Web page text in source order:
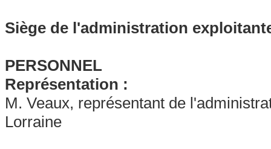
Siège de l'administration
PERSONNEL
Représentation :
M. Veaux, représentant de
Lorraine